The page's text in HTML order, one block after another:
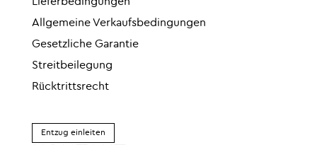
Lieferbedingungen
Allgemeine Verkaufsbedingungen
Gesetzliche Garantie
Streitbeilegung
Rücktrittsrecht
Entzug einleiten